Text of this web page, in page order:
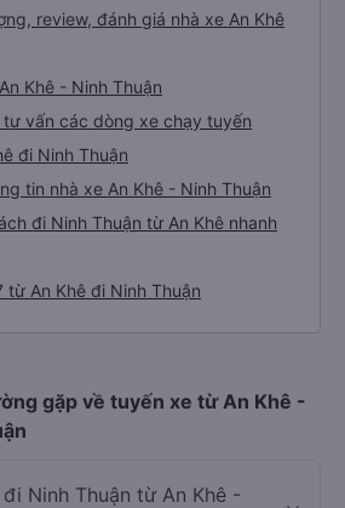
review, đánh giá nhà xe An Khê
Khê - Ninh Thuận
tư vấn các dòng xe chạy tuyến
đi Ninh Thuận
tin nhà xe An Khê - Ninh Thuận
đi Ninh Thuận từ An Khê nhanh
An Khê đi Ninh Thuận
gặp về tuyến xe từ An Khê -
Ninh Thuận từ An Khê -